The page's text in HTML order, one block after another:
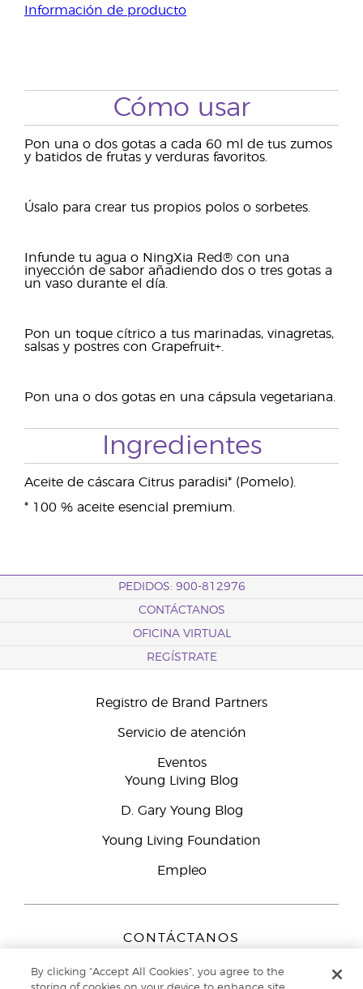
Información de producto
Cómo usar
Pon una o dos gotas a cada 60 ml de tus zumos
y batidos de frutas y verduras favoritos.
Úsalo para crear tus propios polos o sorbetes.
Infunde tu agua o NingXia Red® con una
inyección de sabor añadiendo dos o tres gotas a
un vaso durante el día.
Pon un toque cítrico a tus marinadas, vinagretas,
salsas y postres con Grapefruit+.
Pon una o dos gotas en una cápsula vegetariana.
Ingredientes
Aceite de cáscara Citrus paradisi* (Pomelo).
* 100 % aceite esencial premium.
PEDIDOS: 900-812976
CONTÁCTANOS
OFICINA VIRTUAL
REGÍSTRATE
Registro de Brand Partners
Servicio de atención
Eventos
Young Living Blog
D. Gary Young Blog
Young Living Foundation
Empleo
CONTÁCTANOS
Peizerweg 97
By clicking “Accept All Cookies”, you agree to the